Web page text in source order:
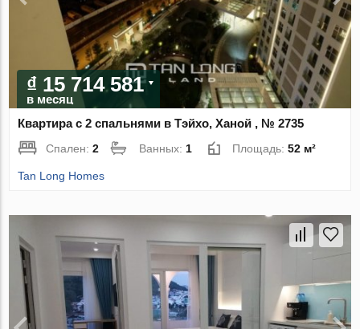
₫ 15 714 581
в месяц
Квартира с 2 спальнями в Тэйхо, Ханой , № 2735
Спален:2 Ванных:1 Площадь:52 м²
Tan Long Homes